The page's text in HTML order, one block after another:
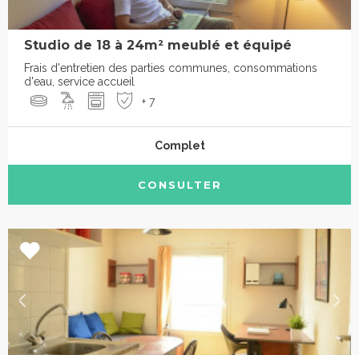
Studio de 18 à 24m² meublé et équipé
Frais d'entretien des parties communes, consommations
d'eau, service accueil
+ 7
Complet
CONSULTER